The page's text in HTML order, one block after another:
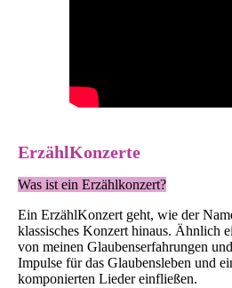
ErzählKonzerte
Was ist ein Erzählkonzert?
Ein ErzählKonzert geht, wie der
klassisches Konzert hinaus. Ähnlich
von meinen Glaubenserfahrungen
Impulse für das Glaubensleben und
komponierten Lieder einfließen.